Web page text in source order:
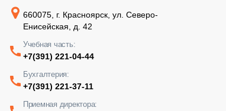
660075, г. Красноярск, ул. Северо-
Енисейская, д. 42
Учебная часть:
+7(391) 221-04-44
Бухгалтерия:
+7(391) 221-37-11
Приемная директора: